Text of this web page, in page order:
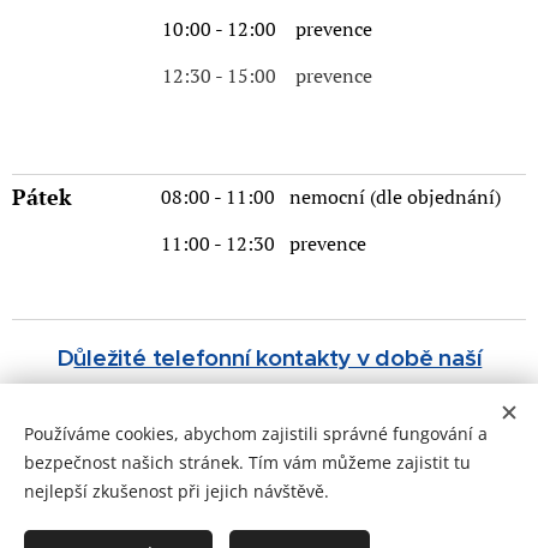
10:00 - 12:00 prevence
12:30 - 15:00 prevence
Pátek
08:00 - 11:00 nemocní (dle objednání)
11:00 - 12:30 prevence
Důležité telefonní kontakty v době naší
© 2020 Jana Krchová s.r.o.
Používáme cookies, abychom zajistili správné fungování a
bezpečnost našich stránek. Tím vám můžeme zajistit tu
nejlepší zkušenost při jejich návštěvě.